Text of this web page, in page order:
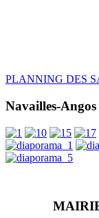
PLANNING DES
Navailles-